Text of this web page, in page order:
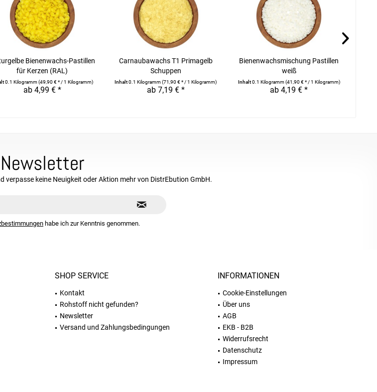
Bienenwachs-Pastillen
für Kerzen (RAL)
0.1 Kilogramm(49,90 € * / 1 Kilogramm)
ab 4,99 € *
Carnaubawachs T1 Primagelb
Schuppen
Inhalt0.1 Kilogramm(71,90 € * / 1 Kilogramm)
ab 7,19 € *
Bienenwachsmischung Pastillen
weiß
Inhalt0.1 Kilogramm(41,90 € * / 1 Kilogramm)
ab 4,19 € *
Newsletter
verpasse keine Neuigkeit oder Aktion mehr von DistrEbution GmbH.
habe ich zur Kenntnis genommen.
SHOP SERVICE
Kontakt
Rohstoff nicht gefunden?
Newsletter
Versand und Zahlungsbedingungen
INFORMATIONEN
Cookie-Einstellungen
Über uns
AGB
EKB - B2B
Widerrufsrecht
Datenschutz
Impressum